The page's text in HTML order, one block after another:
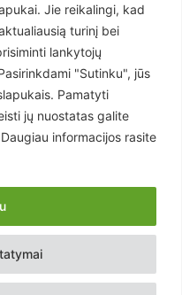
Jie reikalingi, kad
turinį bei
lankytojų
"Sutinku", jūs
Pamatyti
jų nuostatas galite
informacijos rasite
1497
619
Visos teisės saugomos.
Naudojimosi Taisyklės